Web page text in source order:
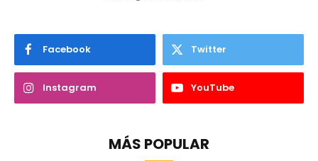
Facebook Twitter
Instagram YouTube
MÁS POPULAR